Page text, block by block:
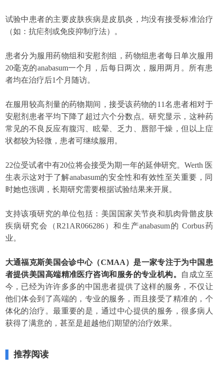
试验中患者的主要皮肤疾病是皮肌炎，均没有接受标准治疗
（如：抗疟剂或免疫抑制疗法）。
患者分为服用药物组和安慰剂组，药物组患者每日单次服用
20毫克的anabasum一个月，后每日两次，服用两月。所有患
者均在治疗后1个月随访。
在服用较高剂量的药物期间，接受该药物的11名患者相对于
安慰剂患者平均下降了超过六个分数点。研究显示，这种药
常见的不良反应有腹泻、眩晕、乏力、唇部干燥，但以上症
状都较为轻微，患者可继续服用。
22位受试者中有20位将会接受为期一年的延伸研究。Werth 医
生表示这对于了解anabasum的安全性和有效性至关重要，同
时她也强调，长期研究需要根据试验结果来开展。
支持该项研究的单位包括：美国国家关节炎和肌肉骨骼皮肤
疾病研究会（R21AR066286）和生产anabasum的 Corbus药
业。
大通福克斯美国会诊中心（CMAA）是一家专注于为中国患
者提供美国高端精准医疗咨询和服务的专业机构。
自成立至
今，已经为许许多多的中国患者提供了这样的服务，不仅让
他们体会到了高端的，专业的服务，而且接受了精准的，个
体化的治疗。最重要的是，通过中心提供的服务，很多病人
获得了满意的，甚至是超越他们期望的治疗效果。
推荐阅读